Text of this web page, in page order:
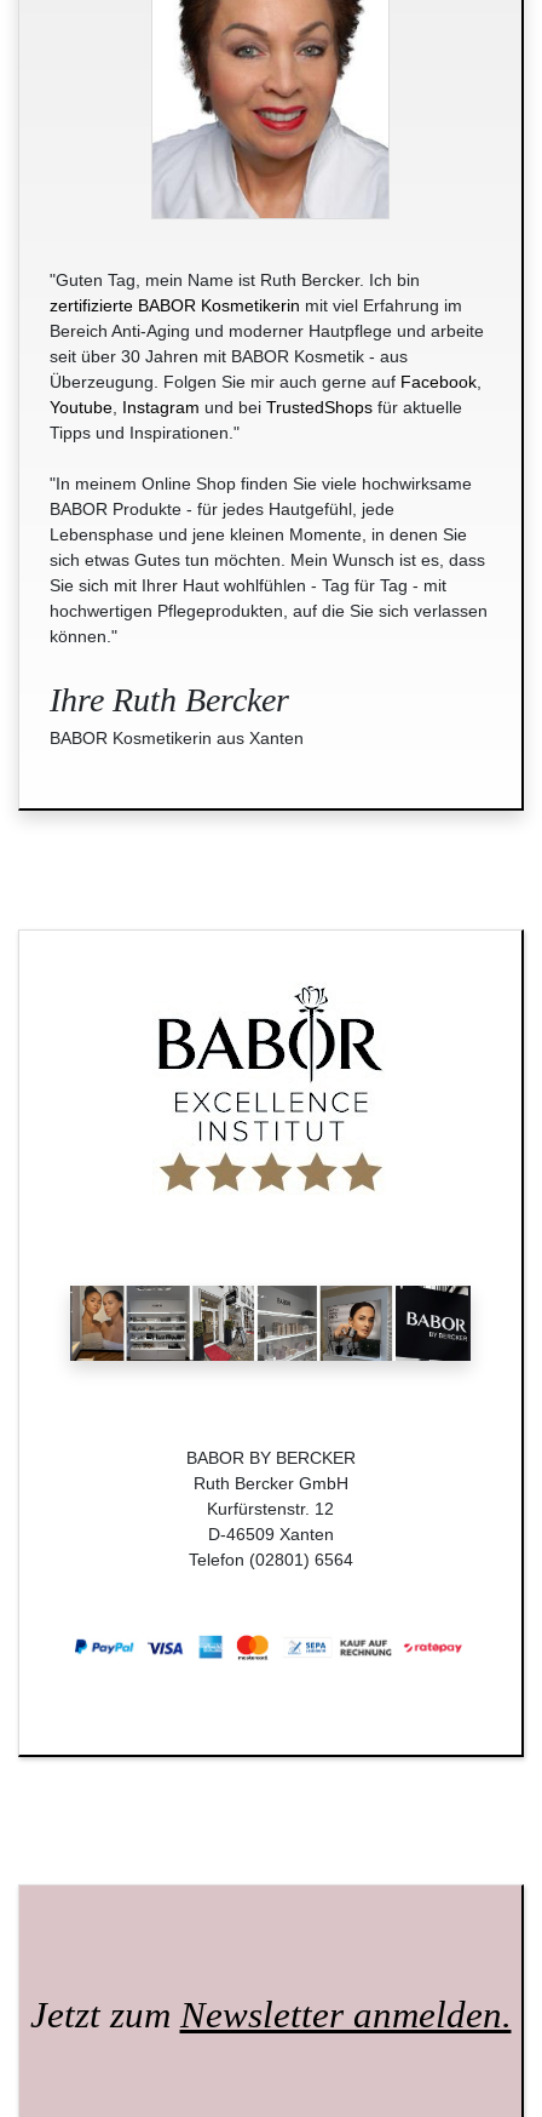
"Guten Tag, mein Name ist Ruth Bercker. Ich bin
zertifizierte BABOR Kosmetikerin mit viel Erfahrung im
Bereich Anti-Aging und moderner Hautpflege und arbeite
seit über 30 Jahren mit BABOR Kosmetik - aus
Überzeugung. Folgen Sie mir auch gerne auf Facebook
Youtube Instagram und bei TrustedShops für aktuelle
Tipps und Inspirationen."
"In meinem Online Shop finden Sie viele hochwirksame
BABOR Produkte - für jedes Hautgefühl, jede
Lebensphase und jene kleinen Momente, in denen Sie
sich etwas Gutes tun möchten. Mein Wunsch ist es, dass
Sie sich mit Ihrer Haut wohlfühlen - Tag für Tag - mit
hochwertigen Pflegeprodukten, auf die Sie sich verlassen
können."
Ihre Ruth Bercker
BABOR Kosmetikerin aus Xanten
BABOR BY BERCKER
Ruth Bercker GmbH
Kurfürstenstr. 12
D-46509 Xanten
Telefon (02801) 6564
Jetzt zumNewsletter anmelden.